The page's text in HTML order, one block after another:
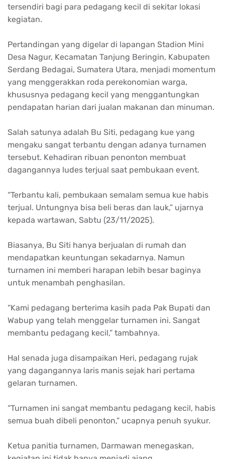
tersendiri bagi para pedagang kecil di sekitar lokasi
kegiatan.
Pertandingan yang digelar di lapangan Stadion Mini
Desa Nagur, Kecamatan Tanjung Beringin, Kabupaten
Serdang Bedagai, Sumatera Utara, menjadi momentum
yang menggerakkan roda perekonomian warga,
khususnya pedagang kecil yang menggantungkan
pendapatan harian dari jualan makanan dan minuman.
Salah satunya adalah Bu Siti, pedagang kue yang
mengaku sangat terbantu dengan adanya turnamen
tersebut. Kehadiran ribuan penonton membuat
dagangannya ludes terjual saat pembukaan event.
“Terbantu kali, pembukaan semalam semua kue habis
terjual. Untungnya bisa beli beras dan lauk,” ujarnya
kepada wartawan, Sabtu (23/11/2025).
Biasanya, Bu Siti hanya berjualan di rumah dan
mendapatkan keuntungan sekadarnya. Namun
turnamen ini memberi harapan lebih besar baginya
untuk menambah penghasilan.
“Kami pedagang berterima kasih pada Pak Bupati dan
Wabup yang telah menggelar turnamen ini. Sangat
membantu pedagang kecil,” tambahnya.
Hal senada juga disampaikan Heri, pedagang rujak
yang dagangannya laris manis sejak hari pertama
gelaran turnamen.
“Turnamen ini sangat membantu pedagang kecil, habis
semua buah dibeli penonton,” ucapnya penuh syukur.
Ketua panitia turnamen, Darmawan menegaskan,